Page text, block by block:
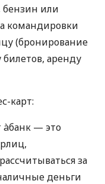
бензин или
командировки
(бронирование
аренду
карт:
àбанк — это
за
деньги